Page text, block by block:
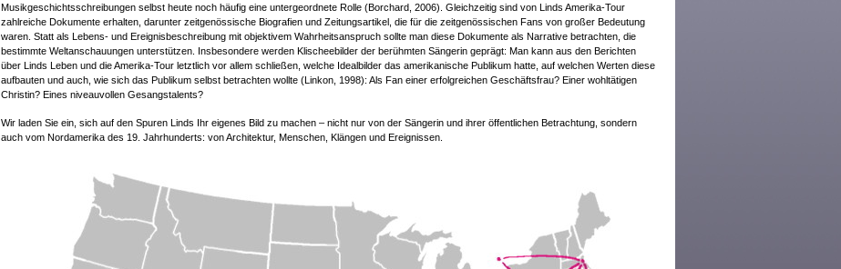
Musikgeschichtsschreibungen selbst heute noch häufig eine untergeordnete Rolle (Borchard, 2006). Gleichzeitig sind von Linds Amerika-Tour
zahlreiche Dokumente erhalten, darunter zeitgenössische Biografien und Zeitungsartikel, die für die zeitgenössischen Fans von großer Bedeutung
waren. Statt als Lebens- und Ereignisbeschreibung mit objektivem Wahrheitsanspruch sollte man diese Dokumente als Narrative betrachten, die
bestimmte Weltanschauungen unterstützen. Insbesondere werden Klischeebilder der berühmten Sängerin geprägt: Man kann aus den Berichten
über Linds Leben und die Amerika-Tour letztlich vor allem schließen, welche Idealbilder das amerikanische Publikum hatte, auf welchen Werten diese
aufbauten und auch, wie sich das Publikum selbst betrachten wollte (Linkon, 1998): Als Fan einer erfolgreichen Geschäftsfrau? Einer wohltätigen
Christin? Eines niveauvollen Gesangstalents?
Wir laden Sie ein, sich auf den Spuren Linds Ihr eigenes Bild zu machen – nicht nur von der Sängerin und ihrer öffentlichen Betrachtung, sondern
auch vom Nordamerika des 19. Jahrhunderts: von Architektur, Menschen, Klängen und Ereignissen.